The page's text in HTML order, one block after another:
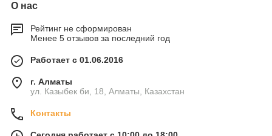
О нас
Рейтинг не сформирован
Менее 5 отзывов за последний год
Работает с 01.06.2016
г. Алматы
ул. Казыбек би, 18, Алматы, Казахстан
Контакты